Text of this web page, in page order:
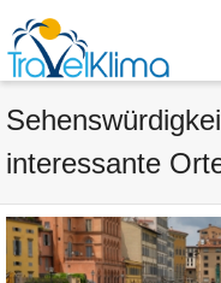
interessante